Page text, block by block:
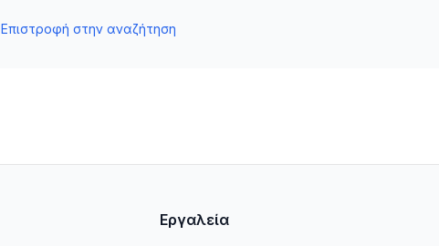
Επιστροφή στην αναζήτηση
Εργαλεία